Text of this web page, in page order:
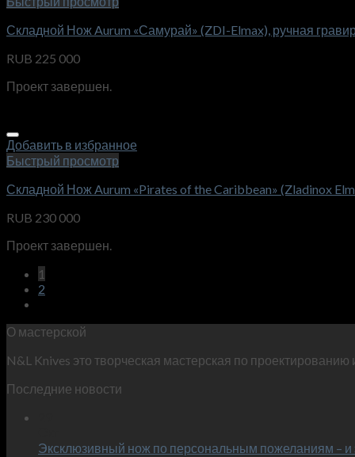
Складной Нож Aurum «Самурай» (ZDI-Elmax), ручная
RUB 225 000
Проект завершен.
Добавить в избранное
Быстрый просмотр
Складной Нож Aurum «Pirates of the Caribbean» (Zladinox
RUB 230 000
Проект завершен.
1
2
О мастерской
N&L Knives это творческая мастерская по
Последние новости
Эксклюзивный нож по персональным пожеланиям – и